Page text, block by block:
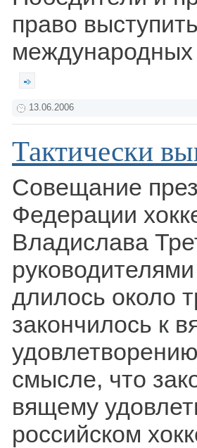
право
международных
13.06.2006
Тактически
Совещание
Федерации
Владислава
длилось около
закончилось к
смысле, что
вящему
российском